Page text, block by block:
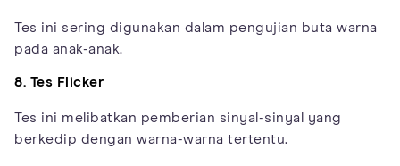
Tes ini sering digunakan dalam pengujian buta warna
pada anak-anak.
8. Tes Flicker
Tes ini melibatkan pemberian sinyal-sinyal yang
berkedip dengan warna-warna tertentu.